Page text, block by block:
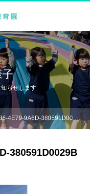
らせします
4E79-9A6D-380591D0029B
380591D0029B